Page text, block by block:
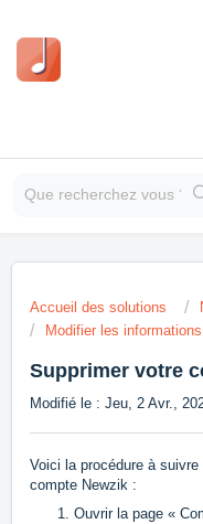
Accueil des solutions
Modifier les
Supprimer votre
Modifié le : Jeu, 2 Avr.,
Voici la procédure à
compte Newzik :
Ouvrir la page «